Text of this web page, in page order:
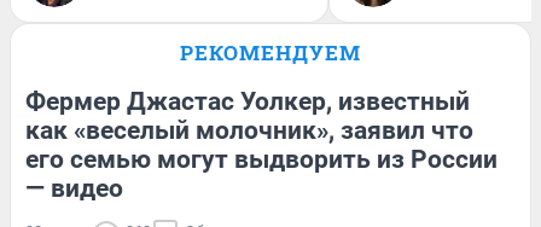
РЕКОМЕНДУЕМ
Фермер Джастас Уолкер, известный
как «веселый молочник», заявил что
его семью могут выдворить из России
— видео